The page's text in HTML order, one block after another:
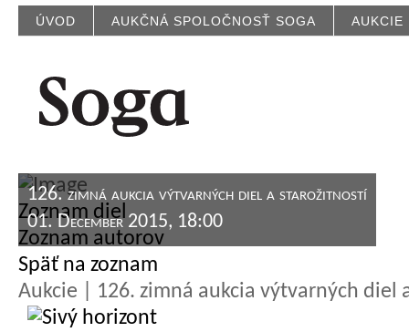
ÚVOD AUKČNÁ SPOLOČNOSŤ SOGA AUKCIE
126. zimná aukcia výtvarných diel a starožitností
01. December 2015, 18:00
Zoznam diel
Zoznam autorov
Späť na zoznam
Aukcie | 126. zimná aukcia výtvarných diel